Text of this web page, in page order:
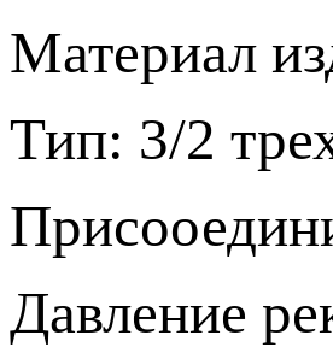
Материал
Тип: 3/2
Давление